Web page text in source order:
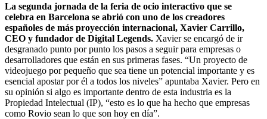
La segunda jornada de la feria de ocio interactivo que se
celebra en Barcelona se abrió con uno de los creadores
españoles de más proyección internacional, Xavier Carrillo,
CEO y fundador de Digital Legends. Xavier se encargó de ir
desgranado punto por punto los pasos a seguir para empresas o
desarrolladores que están en sus primeras fases. “Un proyecto de
videojuego por pequeño que sea tiene un potencial importante y es
esencial apostar por él a todos los niveles” apuntaba Xavier. Pero en
su opinión si algo es importante dentro de esta industria es la
Propiedad Intelectual (IP), “esto es lo que ha hecho que empresas
como Rovio sean lo que son hoy en día”.